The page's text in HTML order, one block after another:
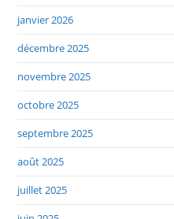
janvier 2026
décembre 2025
novembre 2025
octobre 2025
septembre 2025
août 2025
juillet 2025